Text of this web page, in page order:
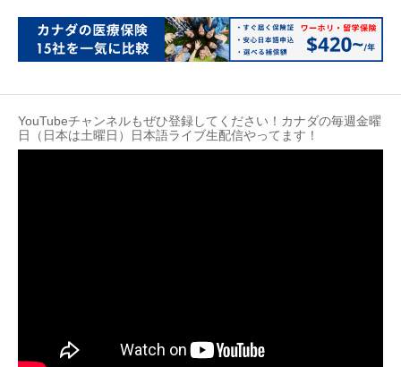
イベントカレンダー
About Us
YouTubeチャンネルもぜひ登録してください！カナダの毎週金曜
日（日本は土曜日）日本語ライブ生配信やってます！